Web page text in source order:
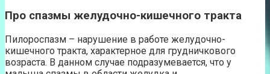
Про спазмы желудочно-кишечного тракта
Пилороспазм – нарушение в работе желудочно-
кишечного тракта, характерное для грудничкового
возраста. В данном случае подразумевается, что у